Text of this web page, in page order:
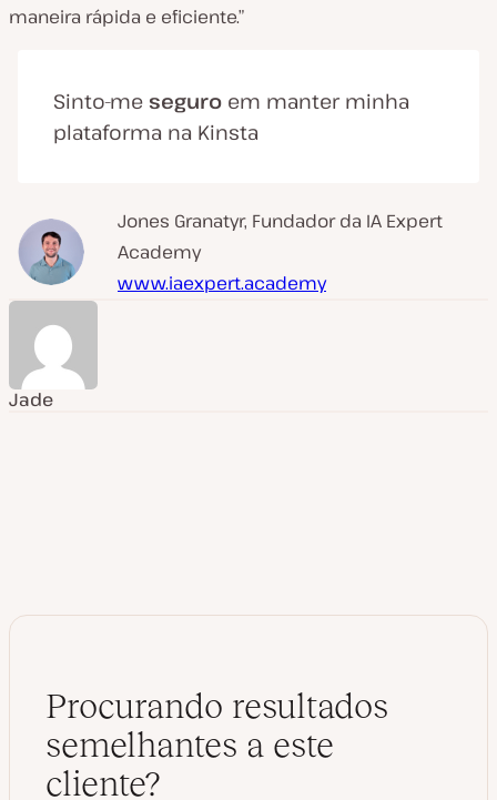
maneira rápida e eficiente.”
Sinto-me seguro em manter minha
plataforma na Kinsta
Jones Granatyr, Fundador da IA Expert
Academy
www.iaexpert.academy
Jade
Procurando resultados
semelhantes a este
cliente?